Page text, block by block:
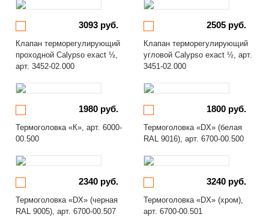
3093 руб.
Клапан терморегулирующий
проходной Calypso exact ½,
арт. 3452-02.000
2505 руб.
Клапан терморегулирующий
угловой Calypso exact ½, арт.
3451-02.000
1980 руб.
Термоголовка «К», арт. 6000-
00.500
1800 руб.
Термоголовка «DX» (белая
RAL 9016), арт. 6700-00.500
2340 руб.
Термоголовка «DX» (черная
RAL 9005), арт. 6700-00.507
3240 руб.
Термоголовка «DX» (хром),
арт. 6700-00.501